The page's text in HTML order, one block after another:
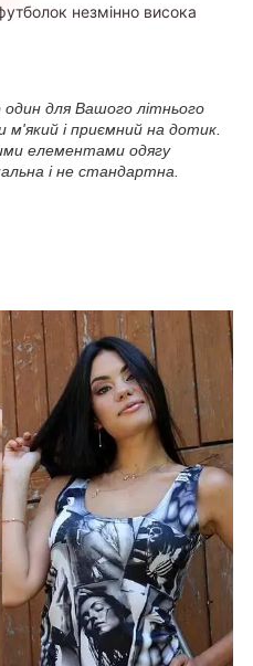
незмінно висока
для Вашого літнього
і приємний на дотик.
елементами одягу
і не стандартна.